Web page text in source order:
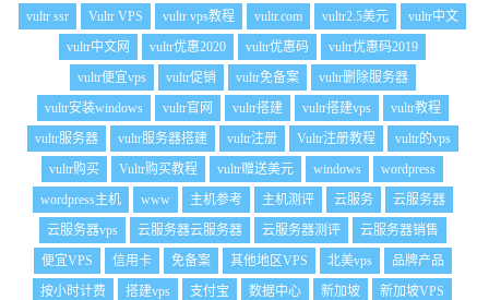
vultr ssr
Vultr VPS vultr vps教程 vultr.com vultr2.5美元
vultr中文
vultr中文网
vultr优惠2020 vultr优惠码
vultr优惠码2019
vultr便宜vps
vultr促销 vultr免备案
vultr删除服务器
vultr安装windows
vultr官网 vultr搭建 vultr搭建vps
vultr教程
vultr服务器
vultr服务器搭建 vultr注册 Vultr注册教程
vultr的vps
vultr购买
Vultr购买教程 vultr赠送美元 windows
wordpress
wordpress主机
www 主机参考 主机测评 云服务
云服务器
云服务器vps
云服务器云服务器 云服务器测评
云服务器销售
便宜VPS
信用卡 免备案 其他地区VPS 北美vps
品牌产品
按小时计费
搭建vps 支付宝 数据中心 新加坡
新加坡VPS